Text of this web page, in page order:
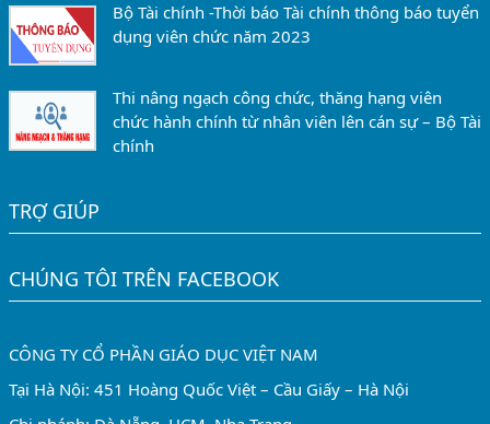
Bộ Tài chính -Thời báo Tài chính thông báo tuyển
dụng viên chức năm 2023
Thi nâng ngạch công chức, thăng hạng viên
chức hành chính từ nhân viên lên cán sự – Bộ Tài
chính
TRỢ GIÚP
CHÚNG TÔI TRÊN FACEBOOK
CÔNG TY CỔ PHẦN GIÁO DỤC VIỆT NAM
Tại Hà Nội: 451 Hoàng Quốc Việt – Cầu Giấy – Hà Nội